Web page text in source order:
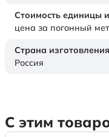
Стоимость единицы
цена за погонный
Страна изготовления
Россия
С этим